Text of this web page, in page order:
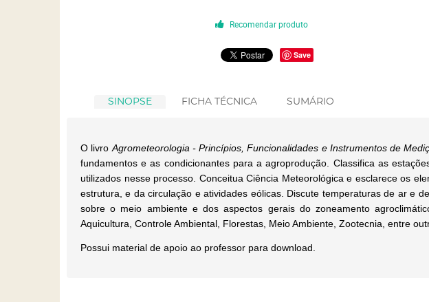
Recomendar produto
Save
SINOPSE FICHA TÉCNICA SUMÁRIO
O livro Agrometeorologia - Princípios, Funcionalidades e Instrumentos de
fundamentos e as condicionantes para a agroprodução. Classifica as
utilizados nesse processo. Conceitua Ciência Meteorológica e esclarece os
estrutura, e da circulação e atividades eólicas. Discute temperaturas de ar e
sobre o meio ambiente e dos aspectos gerais do zoneamento
Aquicultura, Controle Ambiental, Florestas, Meio Ambiente, Zootecnia, entre
Possui material de apoio ao professor para download.